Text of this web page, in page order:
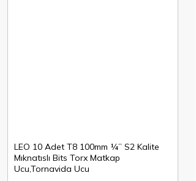
LEO 10 Adet T8 100mm ¼’’ S2 Kalite
Mıknatıslı Bits Torx Matkap
Ucu,Tornavida Ucu